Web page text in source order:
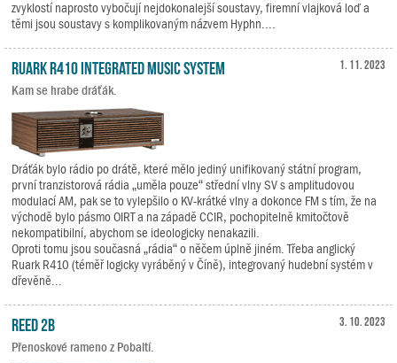
zvyklostí naprosto vybočují nejdokonalejší soustavy, firemní vlajková loď a
těmi jsou soustavy s komplikovaným názvem Hyphn....
1. 11. 2023
Ruark R410 Integrated Music System
Kam se hrabe dráťák.
Dráťák bylo rádio po drátě, které mělo jediný unifikovaný státní program,
první tranzistorová rádia „uměla pouze“ střední vlny SV s amplitudovou
modulací AM, pak se to vylepšilo o KV-krátké vlny a dokonce FM s tím, že na
východě bylo pásmo OIRT a na západě CCIR, pochopitelně kmitočtově
nekompatibilní, abychom se ideologicky nenakazili.
Oproti tomu jsou současná „rádia“ o něčem úplně jiném. Třeba anglický
Ruark R410 (téměř logicky vyráběný v Číně), integrovaný hudební systém v
dřevěně...
3. 10. 2023
Reed 2B
Přenoskové rameno z Pobaltí.